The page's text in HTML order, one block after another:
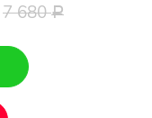
7 680Р